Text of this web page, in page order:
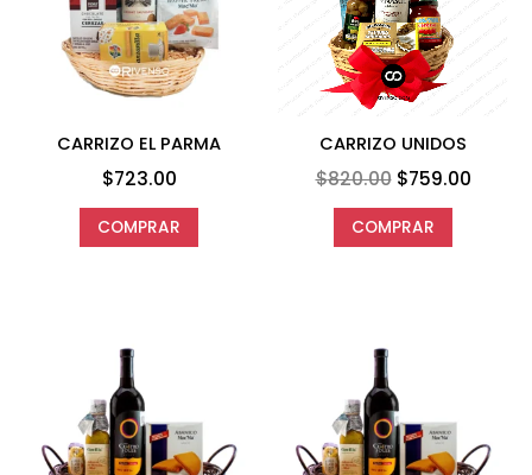
CARRIZO EL PARMA
$723.00
COMPRAR
CARRIZO UNIDOS
$820.00 $759.00
COMPRAR